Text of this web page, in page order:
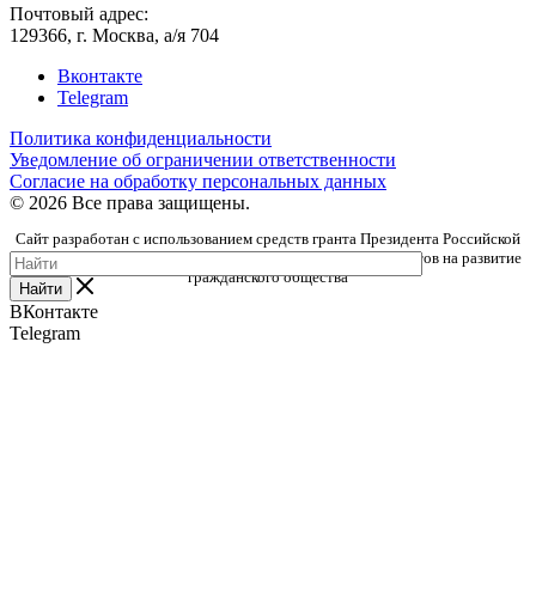
Почтовый адрес:
129366, г. Москва, а/я 704
Вконтакте
Telegram
Политика конфиденциальности
Уведомление об ограничении ответственности
Согласие на обработку персональных данных
© 2026 Все права защищены.
Сайт разработан с использованием средств гранта Президента Российской
Федерации, предоставленного Фондом президентских грантов на развитие
гражданского общества
Найти
ВКонтакте
Telegram